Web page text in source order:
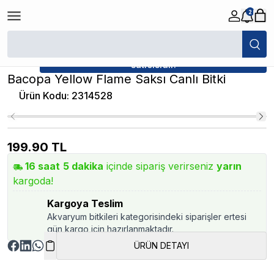
2
/
satıcısıdır.
Bacopa Yellow Flame Saksı Canlı Bitki
Ürün Kodu: 2314528
199.90 TL
16 saat 5 dakika içinde sipariş verirseniz yarın
kargoda!
Kargoya Teslim
Akvaryum bitkileri kategorisindeki siparişler ertesi
gün kargo için hazırlanmaktadır.
ÜRÜN DETAYI